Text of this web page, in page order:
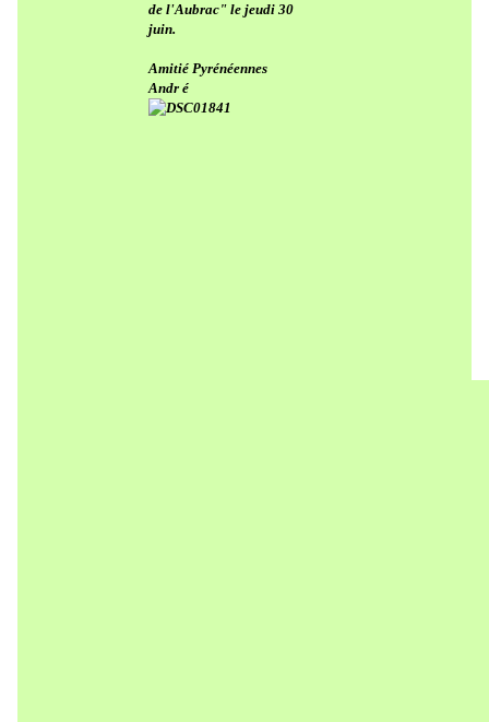
de l'Aubrac" le jeudi 30
juin.
Amitié Pyrénéennes
Andr é